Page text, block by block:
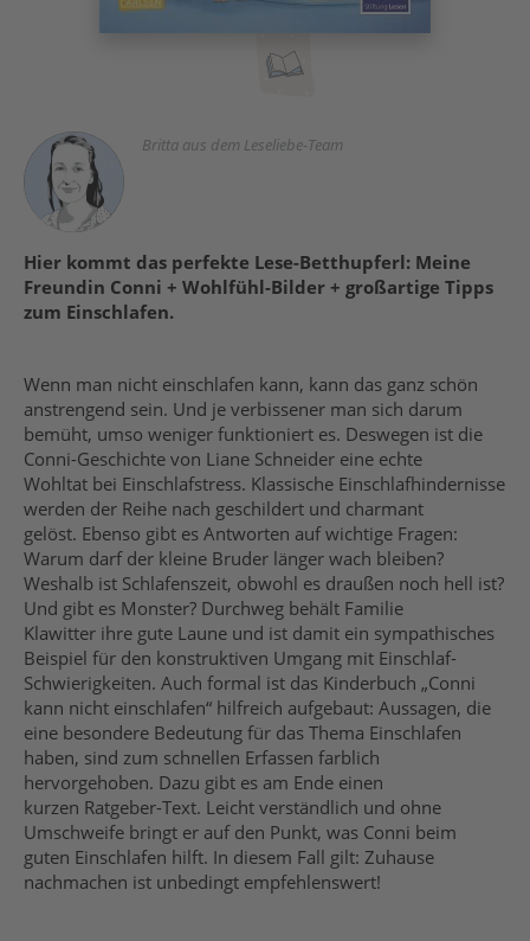
Britta aus dem Leseliebe-Team
Hier kommt das perfekte Lese-Betthupferl: Meine
Freundin Conni + Wohlfühl-Bilder + großartige Tipps
zum Einschlafen.
Wenn man nicht einschlafen kann, kann das ganz schön
anstrengend sein. Und je verbissener man sich darum
bemüht, umso weniger funktioniert es. Deswegen ist die
Conni-Geschichte von Liane Schneider eine echte
Wohltat bei Einschlafstress. Klassische Einschlafhindernisse
werden der Reihe nach geschildert und charmant
gelöst. Ebenso gibt es Antworten auf wichtige Fragen:
Warum darf der kleine Bruder länger wach bleiben?
Weshalb ist Schlafenszeit, obwohl es draußen noch hell ist?
Und gibt es Monster? Durchweg behält Familie
Klawitter ihre gute Laune und ist damit ein sympathisches
Beispiel für den konstruktiven Umgang mit Einschlaf-
Schwierigkeiten. Auch formal ist das Kinderbuch „Conni
kann nicht einschlafen“ hilfreich aufgebaut: Aussagen, die
eine besondere Bedeutung für das Thema Einschlafen
haben, sind zum schnellen Erfassen farblich
hervorgehoben. Dazu gibt es am Ende einen
kurzen Ratgeber-Text. Leicht verständlich und ohne
Umschweife bringt er auf den Punkt, was Conni beim
guten Einschlafen hilft. In diesem Fall gilt: Zuhause
nachmachen ist unbedingt empfehlenswert!